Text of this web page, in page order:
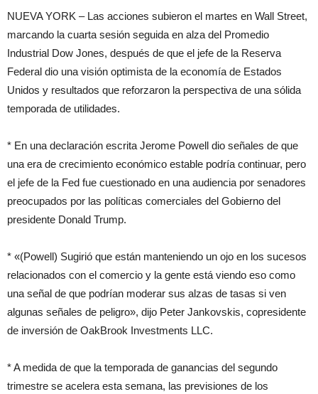
NUEVA YORK – Las acciones subieron el martes en Wall Street,
marcando la cuarta sesión seguida en alza del Promedio
Industrial Dow Jones, después de que el jefe de la Reserva
Federal dio una visión optimista de la economía de Estados
Unidos y resultados que reforzaron la perspectiva de una sólida
temporada de utilidades.
* En una declaración escrita Jerome Powell dio señales de que
una era de crecimiento económico estable podría continuar, pero
el jefe de la Fed fue cuestionado en una audiencia por senadores
preocupados por las políticas comerciales del Gobierno del
presidente Donald Trump.
* «(Powell) Sugirió que están manteniendo un ojo en los sucesos
relacionados con el comercio y la gente está viendo eso como
una señal de que podrían moderar sus alzas de tasas si ven
algunas señales de peligro», dijo Peter Jankovskis, copresidente
de inversión de OakBrook Investments LLC.
* A medida de que la temporada de ganancias del segundo
trimestre se acelera esta semana, las previsiones de los